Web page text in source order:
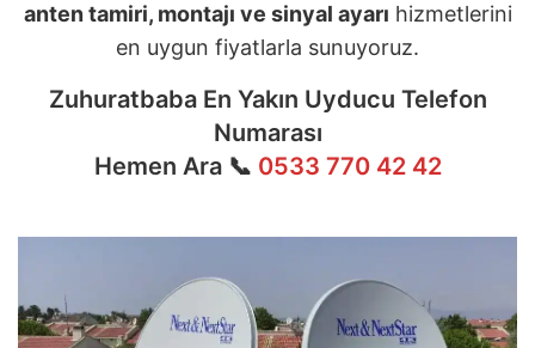
anten tamiri, montajı ve sinyal ayarı hizmetlerini
en uygun fiyatlarla sunuyoruz.
Zuhuratbaba En Yakın Uyducu Telefon
Numarası
Hemen Ara 📞 0533 770 42 42